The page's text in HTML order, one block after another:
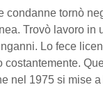
condanne tornò
Trovò lavoro in
Lo fece
costantemente.
nel 1975 si mise